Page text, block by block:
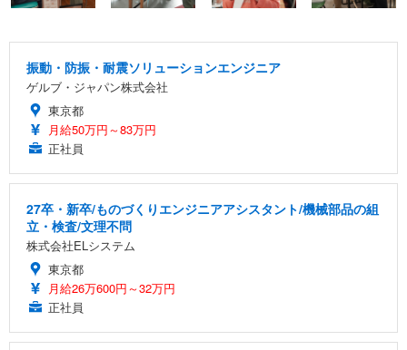
振動・防振・耐震ソリューションエンジニア
ゲルブ・ジャパン株式会社
東京都
月給50万円～83万円
正社員
27卒・新卒/ものづくりエンジニアアシスタント/機械部品の組
立・検査/文理不問
株式会社ELシステム
東京都
月給26万600円～32万円
正社員